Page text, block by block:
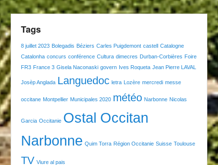
Tags
8 juillet 2023 Bolegadis Béziers Carles Puigdemont castell Catalogne
Catalonha concurs conférence Cultura dimecres Durban-Corbières Foire
FR3 France 3 Gisela Naconaski govern Ives Roqueta Jean Pierre LAVAL
Josèp Anglada Languedoc letra Lozère mercredi messe
occitane Montpellier Municipales 2020 météo Narbonne Nicolas
Garcia Occitanie Ostal Occitan
Narbonne Quim Torra Région Occitanie Suisse Toulouse
TV Viure al pais